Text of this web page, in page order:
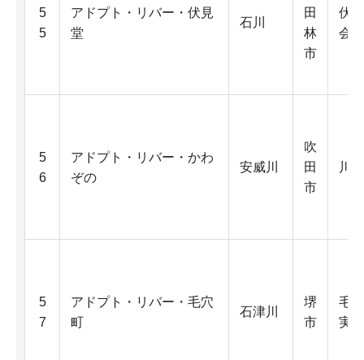
5
5
アドプト・リバー・伏見
堂
石川
田
林
市
伏
会
5
6
アドプト・リバー・かわ
ぞの
安威川
吹
田
市
川
5
7
アドプト・リバー・毛穴
町
石津川
堺
市
毛
実